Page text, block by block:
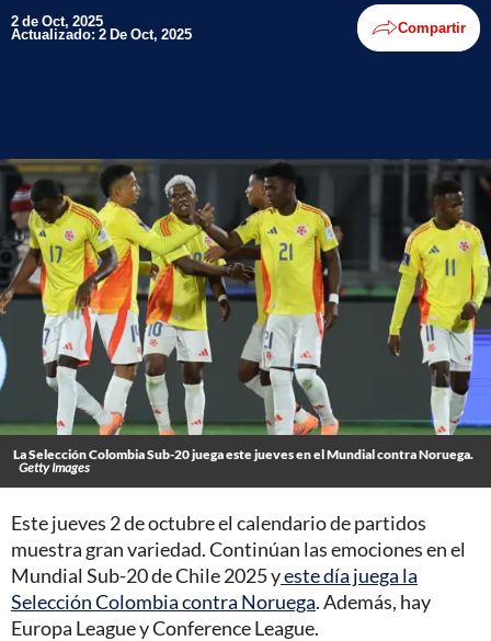
2 de Oct, 2025
Actualizado: 2 De Oct, 2025 Compartir
La Selección Colombia Sub-20 juega este jueves en el Mundial contra Noruega.
Getty Images
Este jueves 2 de octubre el calendario de partidos
muestra gran variedad. Continúan las emociones en el
Mundial Sub-20 de Chile 2025 yeste día juega la
Selección Colombia contra Noruega. Además, hay
Europa League y Conference League.